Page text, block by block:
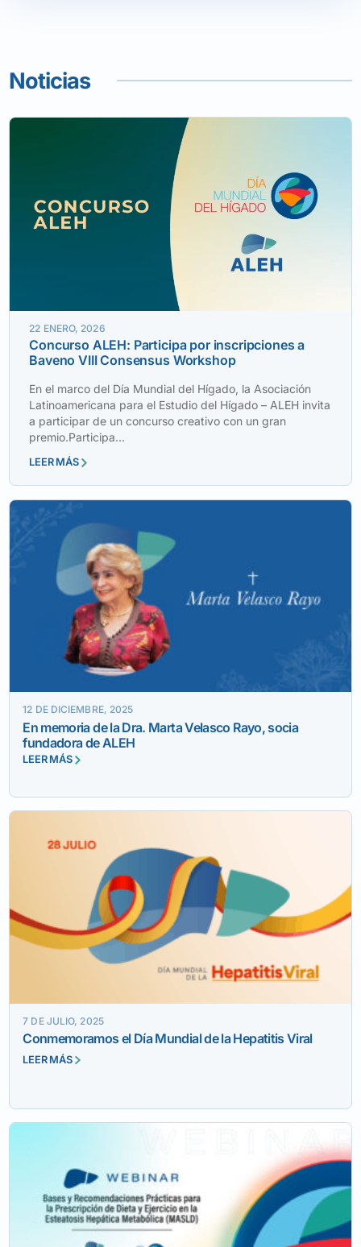
Noticias
22 ENERO, 2026
Concurso ALEH: Participa por inscripciones a
Baveno VIII Consensus Workshop
En el marco del Día Mundial del Hígado, la Asociación
Latinoamericana para el Estudio del Hígado – ALEH invita
a participar de un concurso creativo con un gran
premio.Participa...
LEER MÁS
12 DE DICIEMBRE, 2025
En memoria de la Dra. Marta Velasco Rayo, socia
fundadora de ALEH
LEER MÁS
7 DE JULIO, 2025
Conmemoramos el Día Mundial de la Hepatitis Viral
LEER MÁS